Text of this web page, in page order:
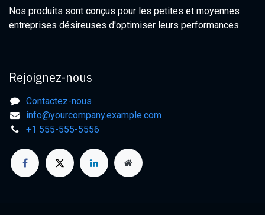
Nos produits sont conçus pour les petites et moyennes
entreprises désireuses d'optimiser leurs performances.
Rejoignez-nous
Contactez-nous
info@yourcompany.example.com
+1 555-555-5556